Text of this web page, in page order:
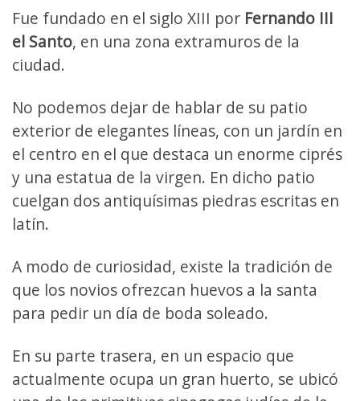
Fue fundado en el siglo XIII por Fernando III
el Santo, en una zona extramuros de la
ciudad.
No podemos dejar de hablar de su patio
exterior de elegantes líneas, con un jardín en
el centro en el que destaca un enorme ciprés
y una estatua de la virgen. En dicho patio
cuelgan dos antiquísimas piedras escritas en
latín.
A modo de curiosidad, existe la tradición de
que los novios ofrezcan huevos a la santa
para pedir un día de boda soleado.
En su parte trasera, en un espacio que
actualmente ocupa un gran huerto, se ubicó